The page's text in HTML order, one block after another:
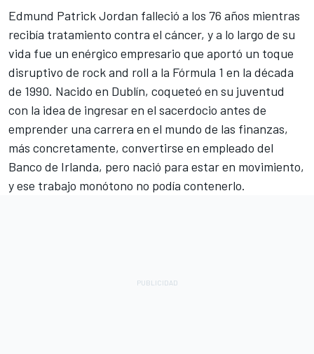
Edmund Patrick Jordan falleció a los 76 años mientras
recibía tratamiento contra el cáncer, y a lo largo de su
vida fue un enérgico empresario que aportó un toque
disruptivo de rock and roll a la Fórmula 1 en la década
de 1990. Nacido en Dublín, coqueteó en su juventud
con la idea de ingresar en el sacerdocio antes de
emprender una carrera en el mundo de las finanzas,
más concretamente, convertirse en empleado del
Banco de Irlanda, pero nació para estar en movimiento,
y ese trabajo monótono no podía contenerlo.